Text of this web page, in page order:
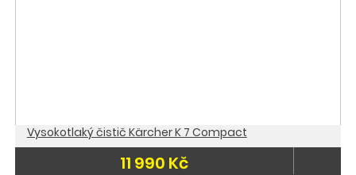
Vysokotlaký čistič Kärcher K 7 Compact
11 990 Kč